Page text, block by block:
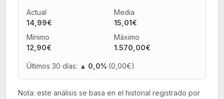
Actual
14,99€
Media
15,01€
Mínimo
12,90€
Máximo
1.570,00€
Últimos 30 días: ▲ 0,0% (0,00€)
Nota: este análisis se basa en el historial registrado por